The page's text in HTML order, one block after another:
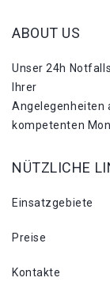
ABOUT US
Unser 24h
Ihrer
Angelegenheiten
kompetenten
NÜTZLICHE
Einsatzgebiete
Preise
Kontakte